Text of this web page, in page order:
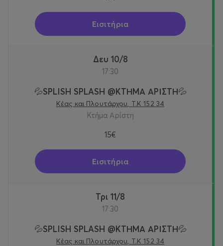
Εισιτήρια
Δευ 10/8
17:30
💦SPLISH SPLASH @KTΗΜΑ ΑΡΙΣΤΗ💦
Κέας και Πλουτάρχου, Τ.Κ 152 34
Κτήμα Αρίστη
15€
Εισιτήρια
Τρι 11/8
17:30
💦SPLISH SPLASH @KTΗΜΑ ΑΡΙΣΤΗ💦
Κέας και Πλουτάρχου, Τ.Κ 152 34